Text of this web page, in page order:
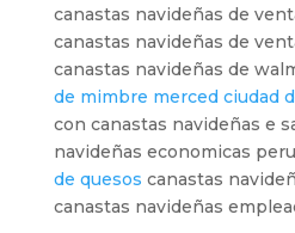
canastas navideñas de
canastas navideñas de
canastas navideñas de
de mimbre merced ciudad
con canastas navideñas e
navideñas economicas peru
de quesos canastas
canastas navideñas